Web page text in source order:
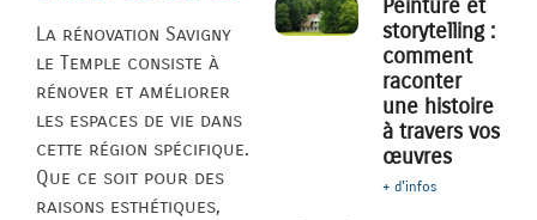
La rénovation Savigny
le Temple consiste à
rénover et améliorer
les espaces de vie dans
cette région spécifique.
Que ce soit pour des
raisons esthétiques,
Peinture et
storytelling :
comment
raconter
une histoire
à travers vos
œuvres
+ d'infos